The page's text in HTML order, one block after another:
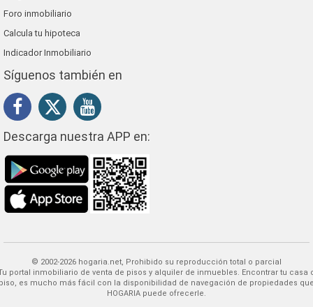
Foro inmobiliario
Calcula tu hipoteca
Indicador Inmobiliario
Síguenos también en
Descarga nuestra APP en:
© 2002-2026 hogaria.net, Prohibido su reproducción total o parcial
Encontrar tu casa o
es mucho más fácil con la disponibilidad de navegación de propiedades
HOGARIA puede ofrecerle.